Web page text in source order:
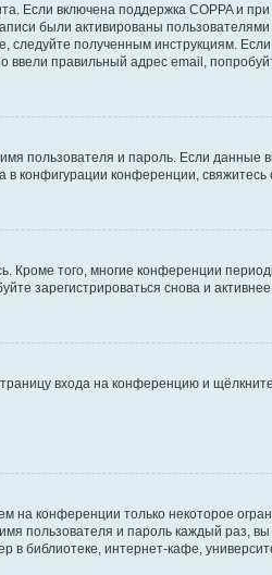
включена поддержка COPPA и
были активированы
полученным инструкциям.
правильный адрес email,
пользователя и пароль. Если
конфигурации конференции,
того, многие конференции
снова и активнее
входа на конференцию и
на конференции только некоторое
пользователя и пароль каждый раз,
библиотеке, интернет-кафе,